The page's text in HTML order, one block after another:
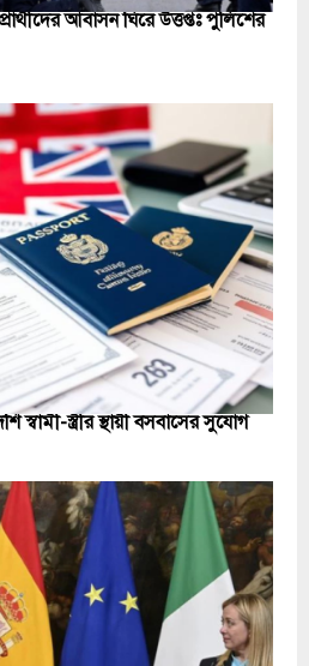
আবাসন ঘিরে উত্তপ্তঃ পুলিশের
স্বামী-স্ত্রীর স্থায়ী বসবাসের সুযোগ